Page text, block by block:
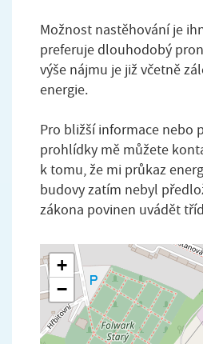
Možnost nastěhování je
preferuje dlouhodobý
výše nájmu je již včetně
energie.
Pro bližší informace nebo
prohlídky mě můžete
k tomu, že mi průkaz
budovy zatím nebyl
zákona povinen uvádět
+
−